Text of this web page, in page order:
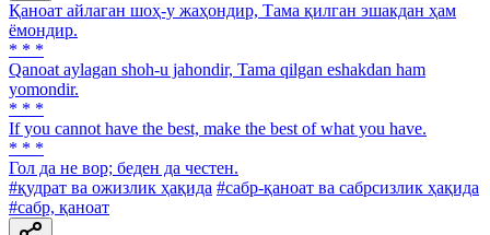
Қаноат айлаган шоҳ-у жаҳондир, Тама қилган эшакдан ҳам
ёмондир.
* * *
Qanoat aylagan shoh-u jahondir, Tama qilgan eshakdan ham
yomondir.
* * *
If you cannot have the best, make the best of what you have.
* * *
Гол да не вор; беден да честен.
#қудрат ва ожизлик ҳақида #сабр-қаноат ва сабрсизлик ҳақида
#сабр, қаноат